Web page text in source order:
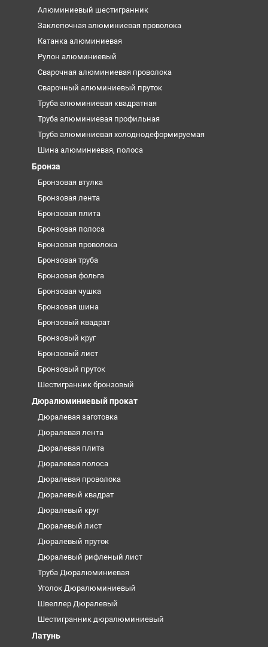
Алюминиевый шестигранник
Заклепочная алюминиевая проволока
Катанка алюминиевая
Рулон алюминиевый
Сварочная алюминиевая проволока
Сварочный алюминиевый пруток
Труба алюминиевая квадратная
Труба алюминиевая профильная
Труба алюминиевая холоднодеформируемая
Шина алюминиевая, полоса
Бронза
Бронзовая втулка
Бронзовая лента
Бронзовая плита
Бронзовая полоса
Бронзовая проволока
Бронзовая труба
Бронзовая фольга
Бронзовая чушка
Бронзовая шина
Бронзовый квадрат
Бронзовый круг
Бронзовый лист
Бронзовый пруток
Шестигранник бронзовый
Дюралюминиевый прокат
Дюралевая заготовка
Дюралевая лента
Дюралевая плита
Дюралевая полоса
Дюралевая проволока
Дюралевый квадрат
Дюралевый круг
Дюралевый лист
Дюралевый пруток
Дюралевый рифленый лист
Труба Дюралюминиевая
Уголок Дюралюминиевый
Швеллер Дюралевый
Шестигранник дюралюминиевый
Латунь